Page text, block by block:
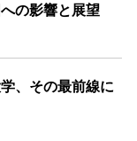
の影響と展望
、その最前線に